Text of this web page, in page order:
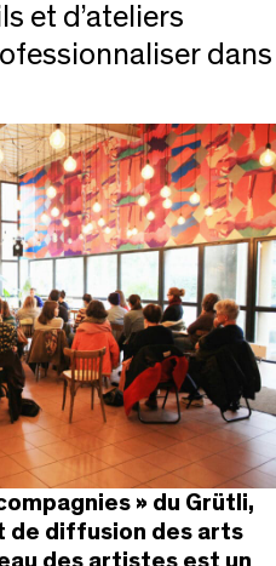
et d’ateliers
dans
» du Grütli,
de diffusion des arts
des artistes est un